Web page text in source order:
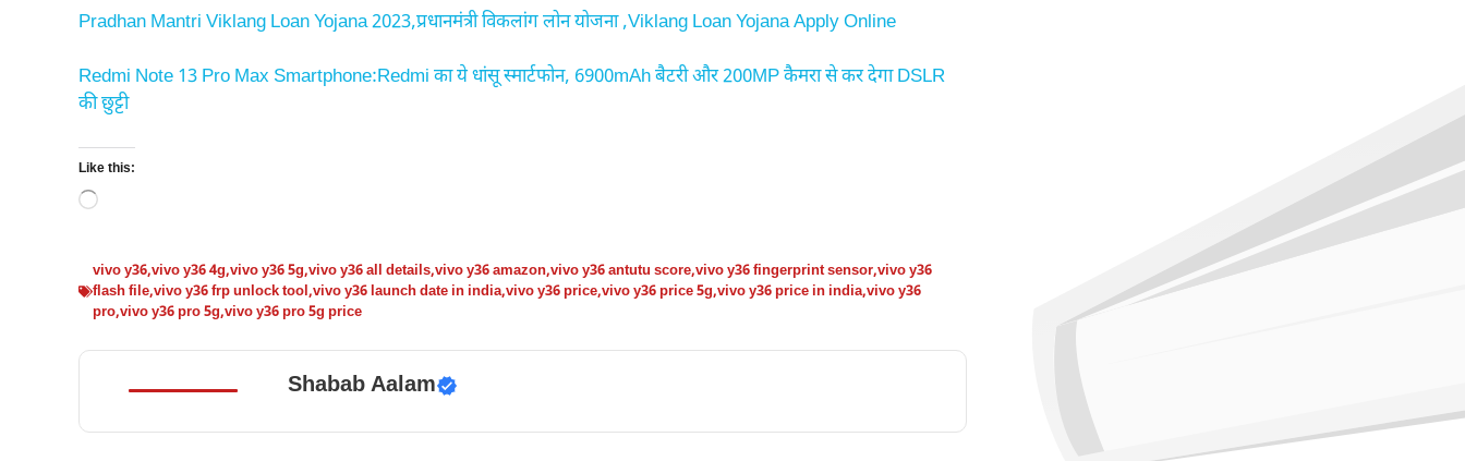
Pradhan Mantri Viklang Loan Yojana 2023,प्रधानमंत्री विकलांग लोन योजना ,Viklang Loan Yojana Apply Online
Redmi Note 13 Pro Max Smartphone:Redmi का ये धांसू स्मार्टफोन, 6900mAh बैटरी और 200MP कैमरा से कर देगा DSLR
की छुट्टी
Like this:
Loading…
vivo y36,vivo y36 4g,vivo y36 5g,vivo y36 all details,vivo y36 amazon,vivo y36 antutu score,vivo y36 fingerprint sensor,vivo y36
flash file,vivo y36 frp unlock tool,vivo y36 launch date in india,vivo y36 price,vivo y36 price 5g,vivo y36 price in india,vivo y36
pro,vivo y36 pro 5g,vivo y36 pro 5g price
Shabab Aalam